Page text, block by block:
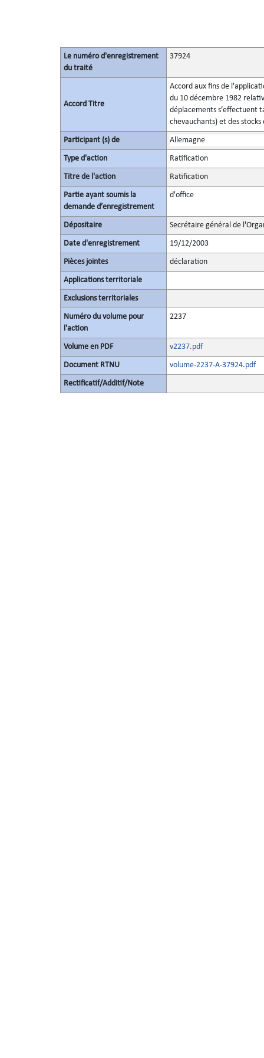
Le numéro d'enregistrement
du traité
37924
Accord Titre
Accord aux fins de
du 10 décembre 1982
déplacements s’effectuent
chevauchants) et des
Participant (s) de Allemagne
Type d'action Ratification
Titre de l'action Ratification
Partie ayant soumis la
demande d’enregistrement
d'office
Dépositaire Secrétaire général de
Date d'enregistrement 19/12/2003
Pièces jointes déclaration
Applications territoriale
Exclusions territoriales
Numéro du volume pour
l'action
2237
Volume en PDF v2237.pdf
Document RTNU volume-2237-A-37924.pdf
Rectificatif/Additif/Note